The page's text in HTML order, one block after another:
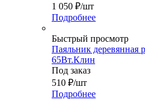
1 050 ₽/шт
Подробнее
Быстрый просмотр
Паяльник деревянная
65Вт.Клин
Под заказ
510 ₽/шт
Подробнее